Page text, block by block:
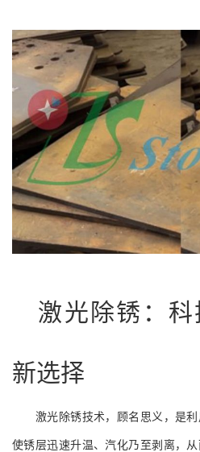
激光除锈：科
新选择
激光除锈技术，顾名思义，是利
使锈层迅速升温、汽化乃至剥离，